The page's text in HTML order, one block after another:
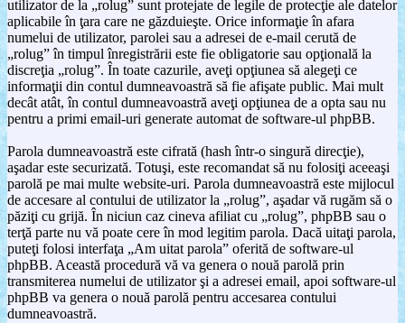
utilizator de la „rolug” sunt protejate de legile de protecţie ale datelor
aplicabile în ţara care ne găzduieşte. Orice informaţie în afara
numelui de utilizator, parolei sau a adresei de e-mail cerută de
„rolug” în timpul înregistrării este fie obligatorie sau opţională la
discreţia „rolug”. În toate cazurile, aveţi opţiunea să alegeţi ce
informaţii din contul dumneavoastră să fie afişate public. Mai mult
decât atât, în contul dumneavoastră aveţi opţiunea de a opta sau nu
pentru a primi email-uri generate automat de software-ul phpBB.
Parola dumneavoastră este cifrată (hash într-o singură direcţie),
aşadar este securizată. Totuşi, este recomandat să nu folosiţi aceeaşi
parolă pe mai multe website-uri. Parola dumneavoastră este mijlocul
de accesare al contului de utilizator la „rolug”, aşadar vă rugăm să o
păziţi cu grijă. În niciun caz cineva afiliat cu „rolug”, phpBB sau o
terţă parte nu vă poate cere în mod legitim parola. Dacă uitaţi parola,
puteţi folosi interfaţa „Am uitat parola” oferită de software-ul
phpBB. Această procedură vă va genera o nouă parolă prin
transmiterea numelui de utilizator şi a adresei email, apoi software-ul
phpBB va genera o nouă parolă pentru accesarea contului
dumneavoastră.